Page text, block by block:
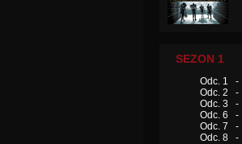
SEZON 1
Odc. 1
Odc. 2 -
Odc. 3 -
Odc. 6 -
Odc. 7 -
Odc. 8 -